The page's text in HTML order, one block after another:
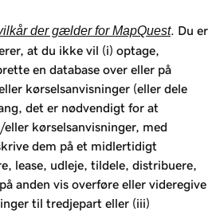
der gælder for MapQuest. Du er
at du ikke vil (i) optage,
en database over eller på
kørselsanvisninger (eller dele
det er nødvendigt for at
kørselsanvisninger, med
dem på et midlertidigt
lease, udleje, tildele, distribuere,
anden vis overføre eller videregive
til tredjepart eller (iii)